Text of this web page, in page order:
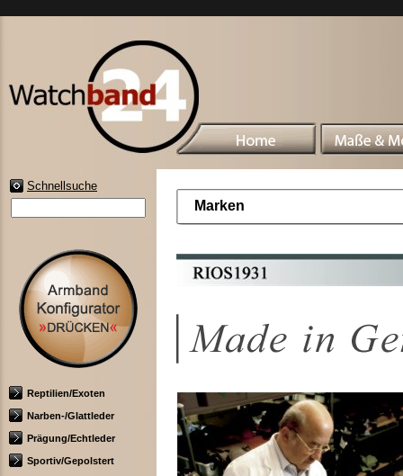
Schnellsuche
Reptilien/Exoten
Narben-/Glattleder
Prägung/Echtleder
Sportiv/Gepolstert
Marken